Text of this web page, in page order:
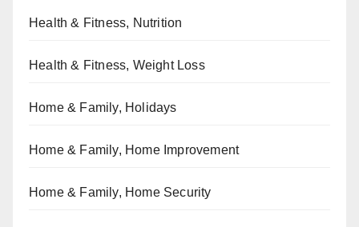
Health & Fitness, Nutrition
Health & Fitness, Weight Loss
Home & Family, Holidays
Home & Family, Home Improvement
Home & Family, Home Security